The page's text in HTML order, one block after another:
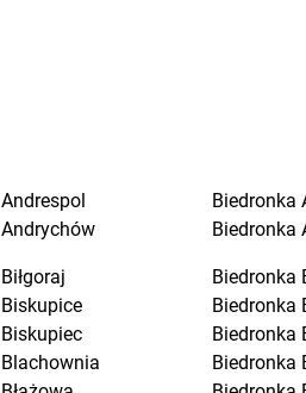
Andrespol
Andrychów
Biedronka
Biedronka
Biłgoraj
Biskupice
Biskupiec
Blachownia
Biedronka
Biedronka
Biedronka
Biedronka